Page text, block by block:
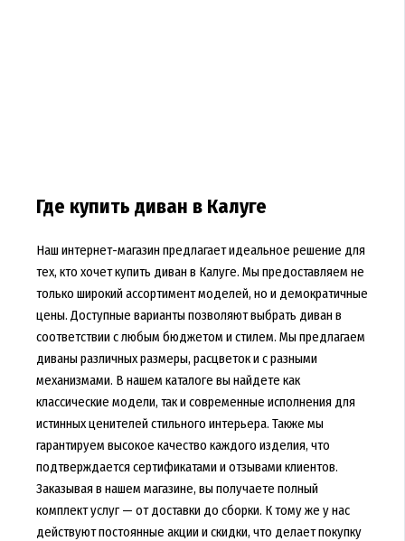
Где купить диван в Калуге
Наш интернет-магазин предлагает идеальное решение для
тех, кто хочет купить диван в Калуге. Мы предоставляем не
только широкий ассортимент моделей, но и демократичные
цены. Доступные варианты позволяют выбрать диван в
соответствии с любым бюджетом и стилем. Мы предлагаем
диваны различных размеры, расцветок и с разными
механизмами. В нашем каталоге вы найдете как
классические модели, так и современные исполнения для
истинных ценителей стильного интерьера. Также мы
гарантируем высокое качество каждого изделия, что
подтверждается сертификатами и отзывами клиентов.
Заказывая в нашем магазине, вы получаете полный
комплект услуг — от доставки до сборки. К тому же у нас
действуют постоянные акции и скидки, что делает покупку